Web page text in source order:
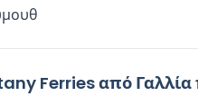
Ferries από Γαλλία